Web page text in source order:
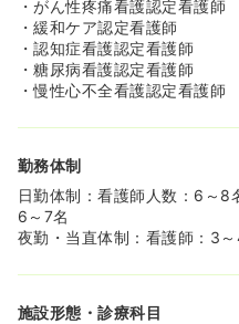
・がん性疼痛看護認定看護師
・緩和ケア認定看護師
・認知症看護認定看護師
・糖尿病看護認定看護師
・慢性心不全看護認定看護師
勤務体制
日勤体制：看護師人数：6～8
6～7名
夜勤・当直体制：看護師：3
施設形態・診療科目